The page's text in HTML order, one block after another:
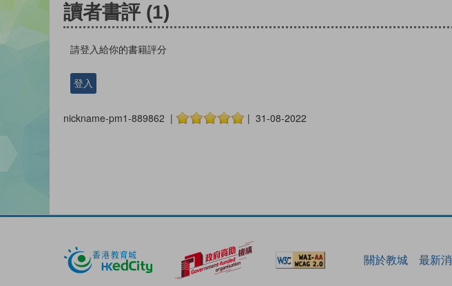
讀者書評 (1)
請登入給你的書籍評分
登入
nickname-pm1-889862 | | 31-08-2022
關於教城 最新